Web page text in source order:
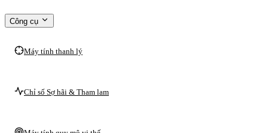
Công cụ
Máy tính thanh lý
Chỉ số Sợ hãi & Tham lam